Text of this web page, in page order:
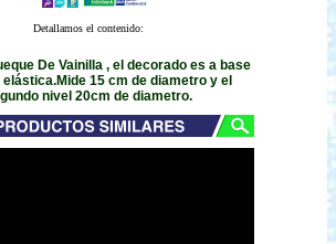
Detallamos el contenido:
De Vainilla , el decorado es a base
15 cm de diametro y el
nivel 20cm de diametro.